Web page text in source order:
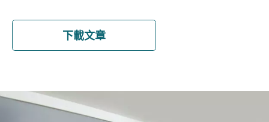
下載文章